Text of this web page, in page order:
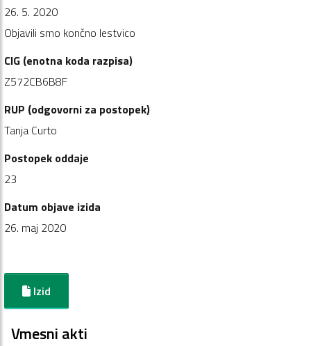
26. 5. 2020
Objavili smo končno lestvico
CIG (enotna koda razpisa)
Z572CB6B8F
RUP (odgovorni za postopek)
Tanja Curto
Postopek oddaje
23
Datum objave izida
26. maj 2020
Izid
Vmesni akti